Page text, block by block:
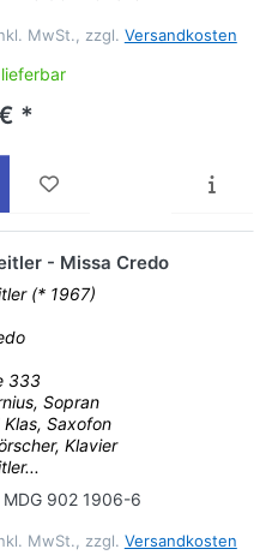
MwSt., zzgl. Versandkosten
*
- Missa Credo
(* 1967)
333
Sopran
Saxofon
Klavier
MDG 902 1906-6
MwSt., zzgl. Versandkosten